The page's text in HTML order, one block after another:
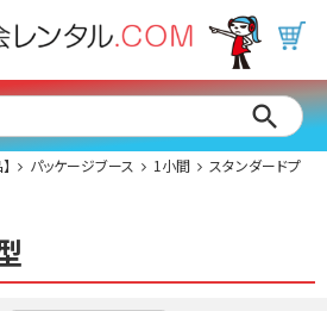
パッケージブース 1小間
スタンダードプ